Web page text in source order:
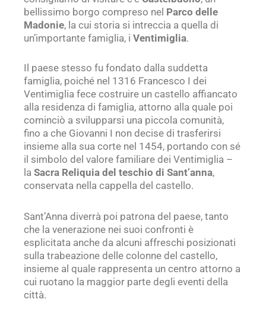
bellissimo borgo compreso nel Parco delle
Madonie, la cui storia si intreccia a quella di
un’importante famiglia, iVentimiglia.
Il paese stesso fu fondato dalla suddetta
famiglia, poiché nel 1316 Francesco I dei
Ventimiglia fece costruire un castello affiancato
alla residenza di famiglia, attorno alla quale poi
cominciò a svilupparsi una piccola comunità,
fino a che Giovanni I non decise di trasferirsi
insieme alla sua corte nel 1454, portando con sé
il simbolo del valore familiare dei Ventimiglia –
laSacra Reliquia del teschio di Sant’anna,
conservata nella cappella del castello.
Sant’Anna diverrà poi patrona del paese, tanto
che la venerazione nei suoi confronti è
esplicitata anche da alcuni affreschi posizionati
sulla trabeazione delle colonne del castello,
insieme al quale rappresenta un centro attorno a
cui ruotano la maggior parte degli eventi della
città.